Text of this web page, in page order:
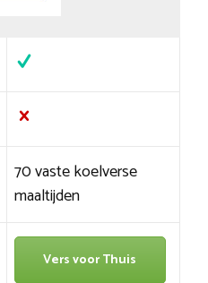
70 vaste koelverse
maaltijden
Vers voor Thuis